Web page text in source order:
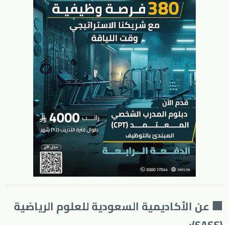
🏢 عن الأكاديمية السعودية للعلوم الرياضية